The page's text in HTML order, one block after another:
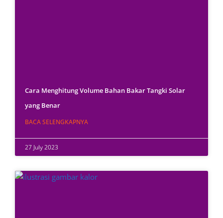
Cara Menghitung Volume Bahan Bakar Tangki Solar
yang Benar
BACA SELENGKAPNYA
27 July 2023